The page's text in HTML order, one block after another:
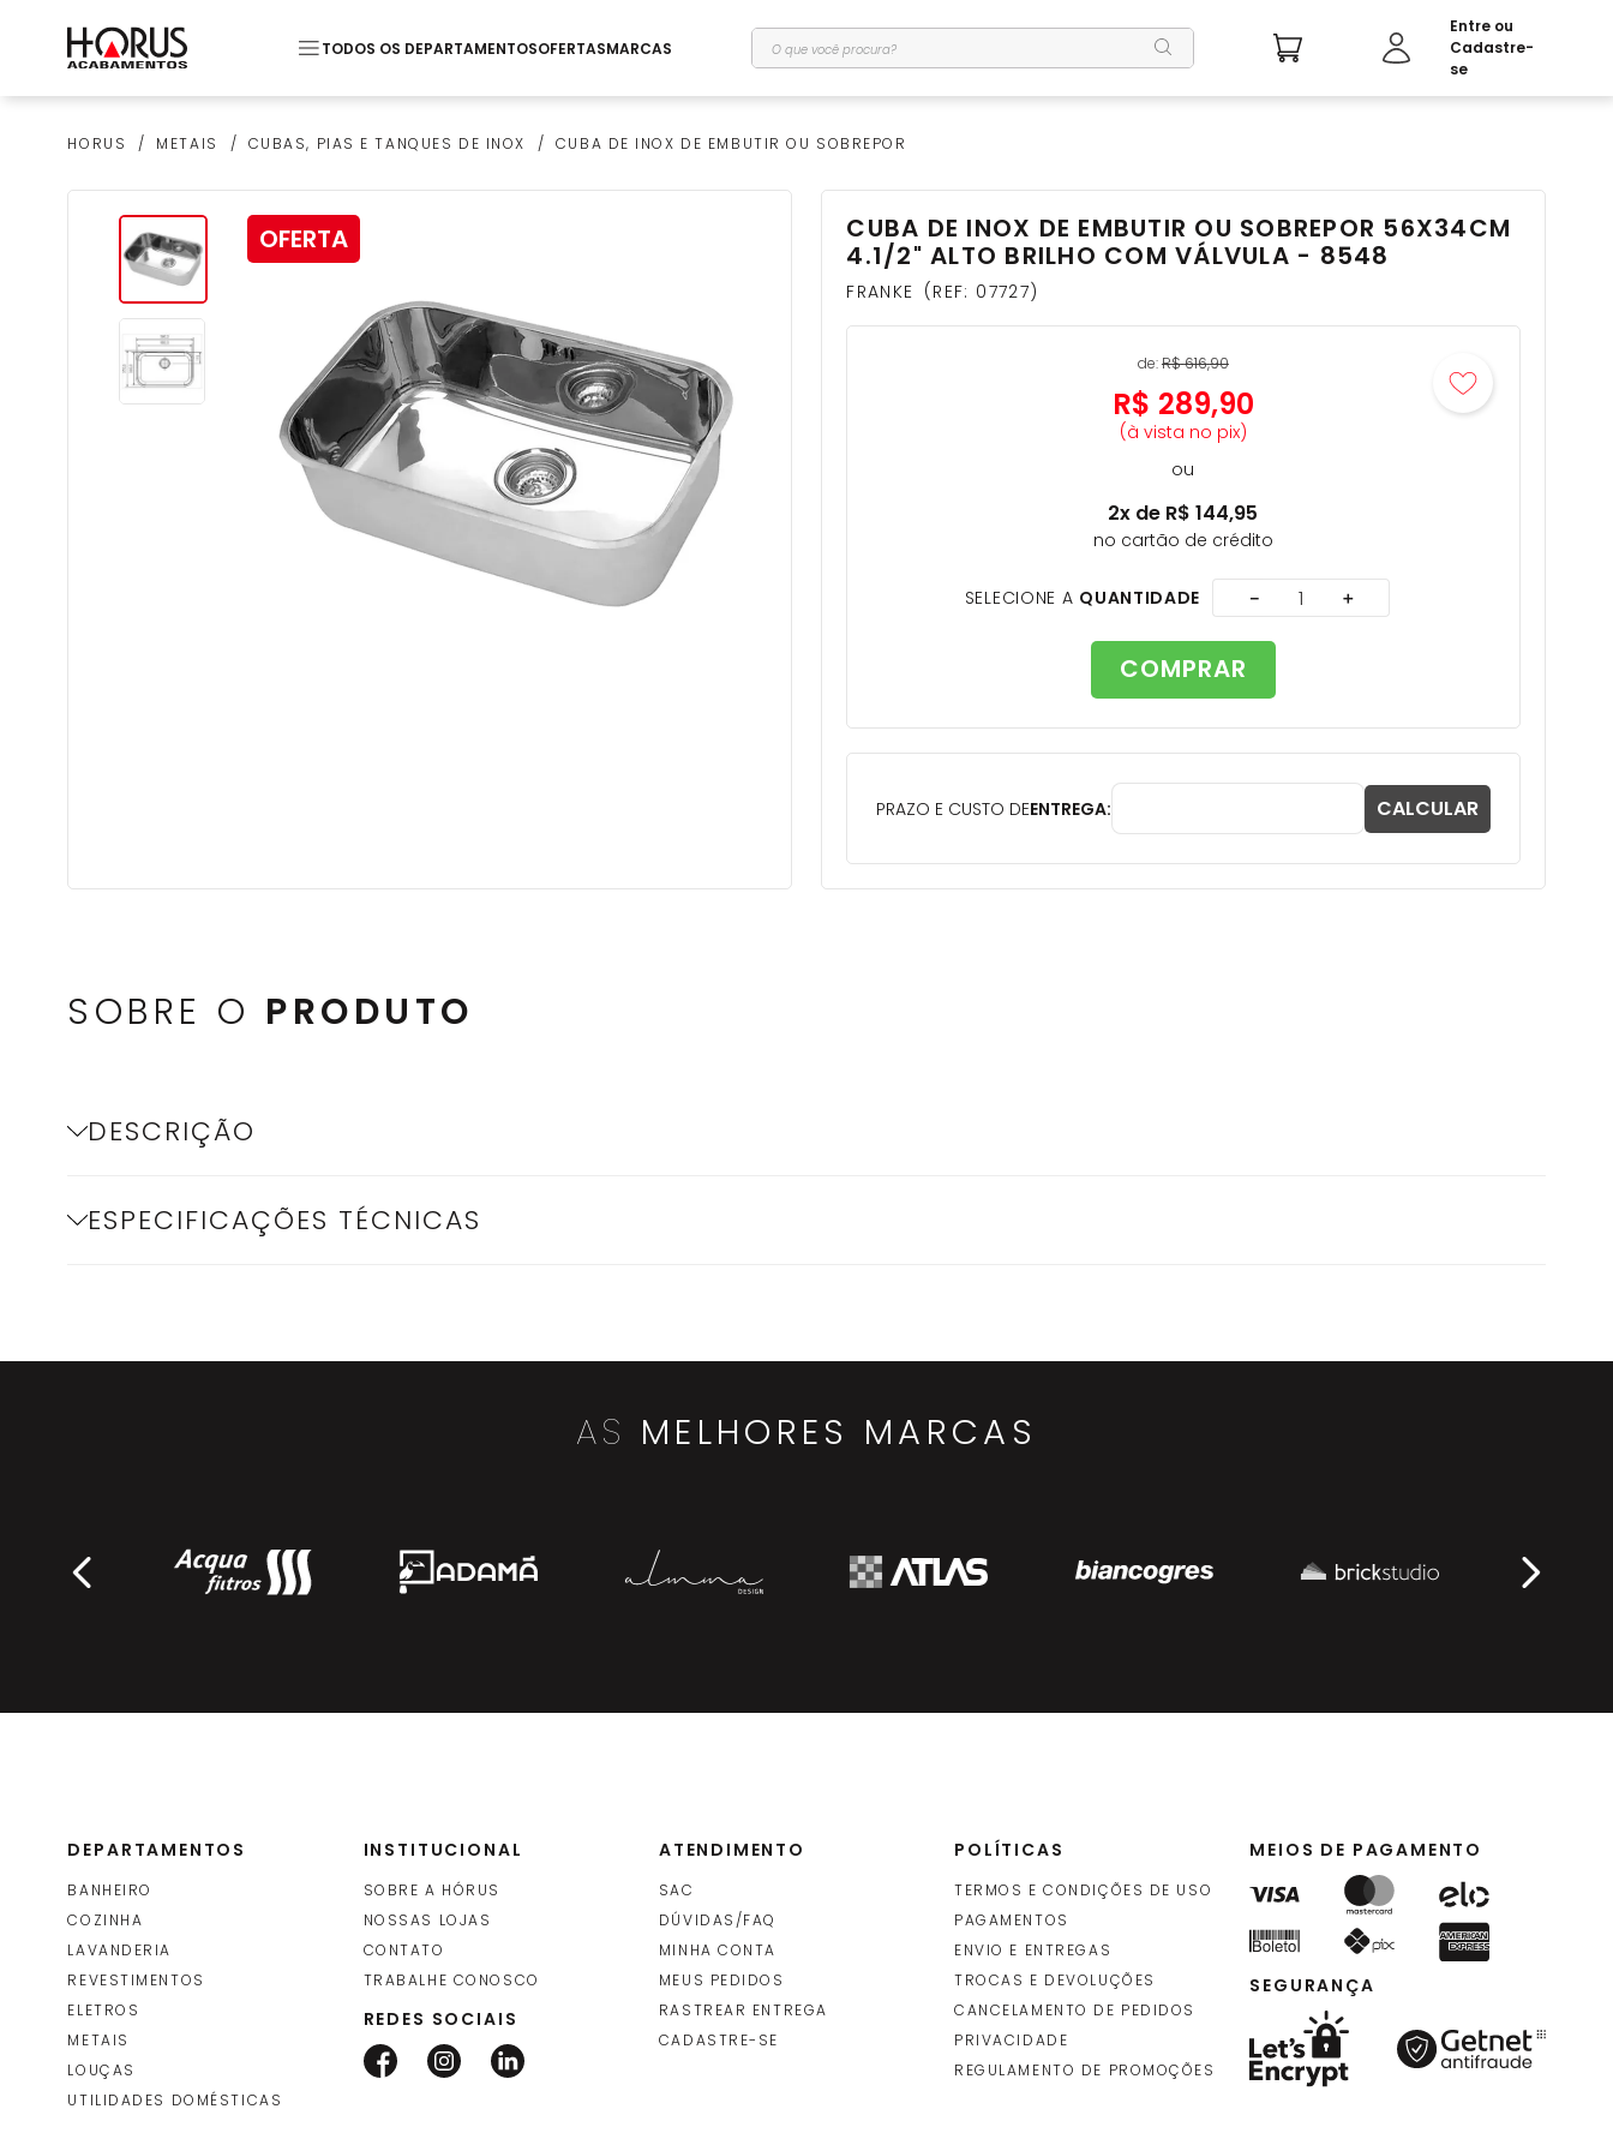
TODOS OS DEPARTAMENTOSOFERTASMARCAS O que você procura?
HORUS METAIS CUBAS, PIAS E TANQUES DE INOX CUBA DE INOX DE EMBUTIR OU SOBREPOR
OFERTA
CUBA DE INOX DE EMBUTIR OU SOBREPOR 56X34CM
4.1/2" ALTO BRILHO COM VÁLVULA - 8548
FRANKE REF: 07727
de:R$616,90
R$ 289,90
(à vista no pix)
ou
2x de R$ 144,95
no cartão de crédito
SELECIONE A QUANTIDADE ＋
－
COMPRAR
SOBRE O PRODUTO
DESCRIÇÃO
ESPECIFICAÇÕES TÉCNICAS
AS MELHORES MARCAS
DEPARTAMENTOS
BANHEIRO
COZINHA
LAVANDERIA
REVESTIMENTOS
ELETROS
METAIS
LOUÇAS
UTILIDADES DOMÉSTICAS
INSTITUCIONAL
SOBRE A HÓRUS
NOSSAS LOJAS
CONTATO
TRABALHE CONOSCO
REDES SOCIAIS
ATENDIMENTO
SAC
DÚVIDAS/FAQ
MINHA CONTA
MEUS PEDIDOS
RASTREAR ENTREGA
CADASTRE-SE
POLÍTICAS
TERMOS E CONDIÇÕES DE USO
PAGAMENTOS
ENVIO E ENTREGAS
TROCAS E DEVOLUÇÕES
CANCELAMENTO DE PEDIDOS
PRIVACIDADE
REGULAMENTO DE PROMOÇÕES
MEIOS DE PAGAMENTO
SEGURANÇA
2 º Monocomando Lavatorio